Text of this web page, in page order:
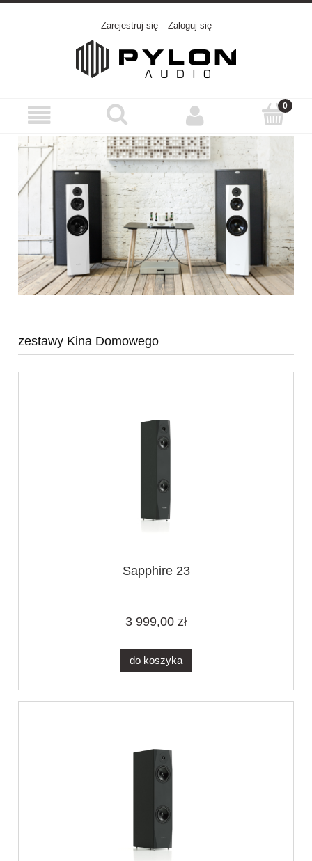
Zarejestruj się Zaloguj się
zestawy Kina Domowego
Sapphire 23
3 999,00 zł
do koszyka